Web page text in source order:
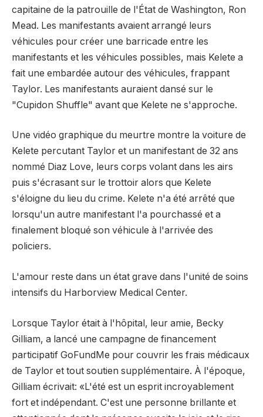
capitaine de la patrouille de l'État de Washington, Ron
Mead. Les manifestants avaient arrangé leurs
véhicules pour créer une barricade entre les
manifestants et les véhicules possibles, mais Kelete a
fait une embardée autour des véhicules, frappant
Taylor. Les manifestants auraient dansé sur le
"Cupidon Shuffle" avant que Kelete ne s'approche.
Une vidéo graphique du meurtre montre la voiture de
Kelete percutant Taylor et un manifestant de 32 ans
nommé Diaz Love, leurs corps volant dans les airs
puis s'écrasant sur le trottoir alors que Kelete
s'éloigne du lieu du crime. Kelete n'a été arrêté que
lorsqu'un autre manifestant l'a pourchassé et a
finalement bloqué son véhicule à l'arrivée des
policiers.
L'amour reste dans un état grave dans l'unité de soins
intensifs du Harborview Medical Center.
Lorsque Taylor était à l'hôpital, leur amie, Becky
Gilliam, a lancé une campagne de financement
participatif GoFundMe pour couvrir les frais médicaux
de Taylor et tout soutien supplémentaire. À l'époque,
Gilliam écrivait: «L'été est un esprit incroyablement
fort et indépendant. C'est une personne brillante et